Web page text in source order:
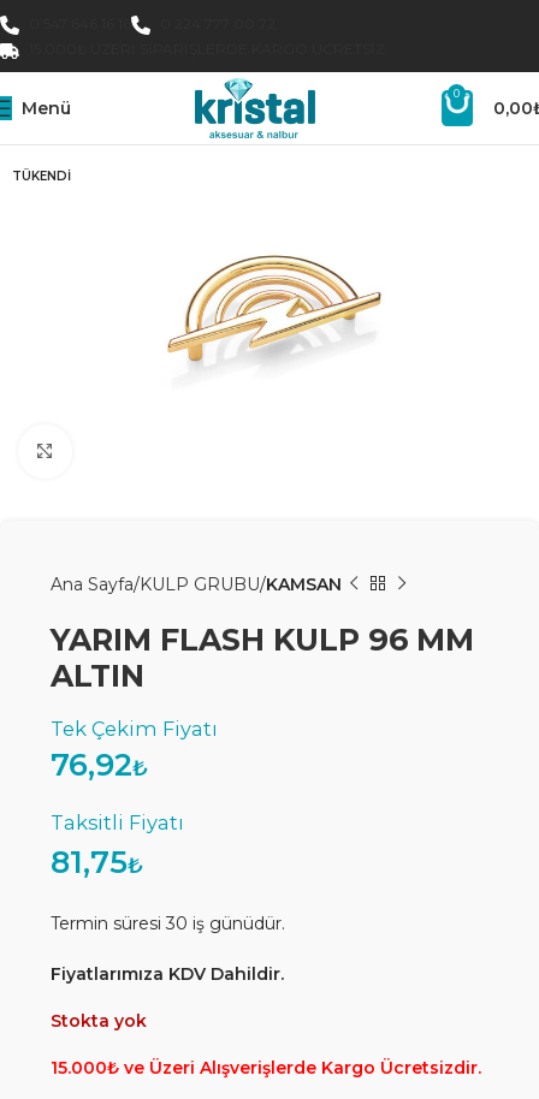
Menü
0
0,00
TÜKENDI
Ana Sayfa KULP GRUBU KAMSAN
YARIM FLASH KULP 96 MM
ALTIN
76,92₺
81,75₺
Termin süresi 30 iş günüdür.
Fiyatlarımıza KDV Dahildir.
Stokta yok
15.000₺ ve Üzeri Alışverişlerde Kargo Ücretsizdir.